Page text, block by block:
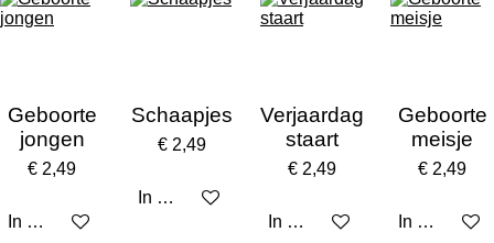
Geboorte
jongen
€ 2,49
In winkelwagen
Schaapjes
€ 2,49
In winkelwagen
Verjaardag
staart
€ 2,49
In winkelwagen
Geboorte
meisje
€ 2,49
In